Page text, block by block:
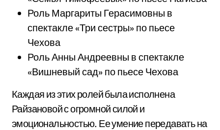
Роль Маргариты Герасимовны в
спектакле «Три сестры» по пьесе
Чехова
Роль Анны Андреевны в спектакле
«Вишневый сад» по пьесе Чехова
Каждая из этих ролей была исполнена
Райзановой с огромной силой и
эмоциональностью. Ее умение передавать на